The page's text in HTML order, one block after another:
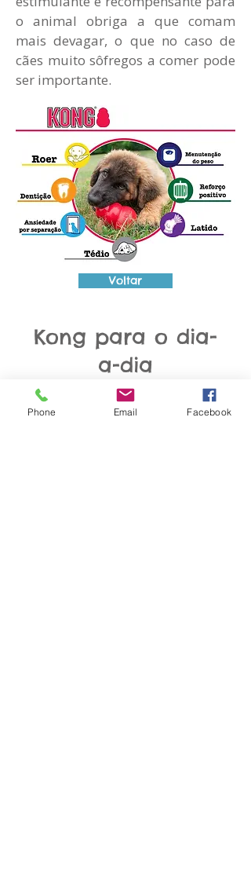
o animal obriga a que comam
mais devagar, o que no caso de
cães muito sôfregos a comer pode
ser importante.
Voltar
Kong para o dia-
a-dia
Phone Email Facebook